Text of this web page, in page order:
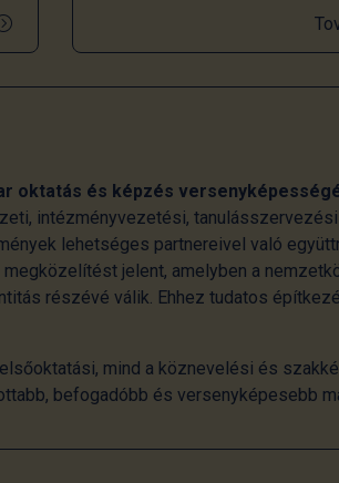
oktatás és képzés
intézményvezetési,
lehetséges partnereivel való
jelent, amelyben a
részévé válik. Ehhez tudatos
mind a köznevelési és
befogadóbb és versenyképesebb